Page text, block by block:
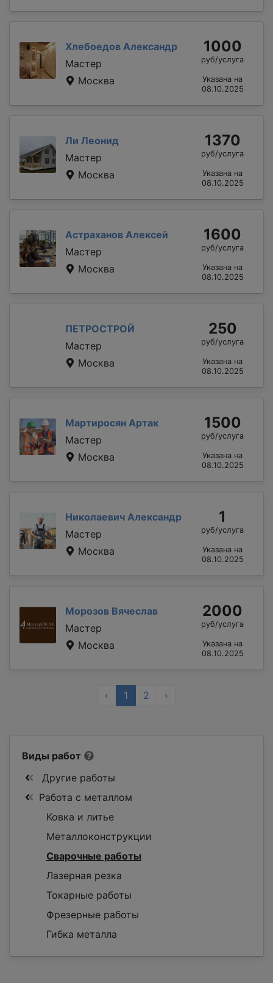
Хлебоедов Александр
Мастер
Москва
1000
руб/услуга
Указана на
08.10.2025
Ли Леонид
Мастер
Москва
1370
руб/услуга
Указана на
08.10.2025
Астраханов Алексей
Мастер
Москва
1600
руб/услуга
Указана на
08.10.2025
ПЕТРОСТРОЙ
Мастер
Москва
250
руб/услуга
Указана на
08.10.2025
Мартиросян Артак
Мастер
Москва
1500
руб/услуга
Указана на
08.10.2025
Николаевич Александр
Мастер
Москва
1
руб/услуга
Указана на
08.10.2025
Морозов Вячеслав
Мастер
Москва
2000
руб/услуга
Указана на
08.10.2025
‹ 1 2 ›
Виды работ
Другие работы
Работа с металлом
Ковка и литье
Металлоконструкции
Сварочные работы
Лазерная резка
Токарные работы
Фрезерные работы
Гибка металла